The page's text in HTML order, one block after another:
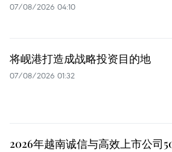
07/08/2026 04:10
将岘港打造成战略投资目的地
07/08/2026 01:32
2026年越南诚信与高效上市公司